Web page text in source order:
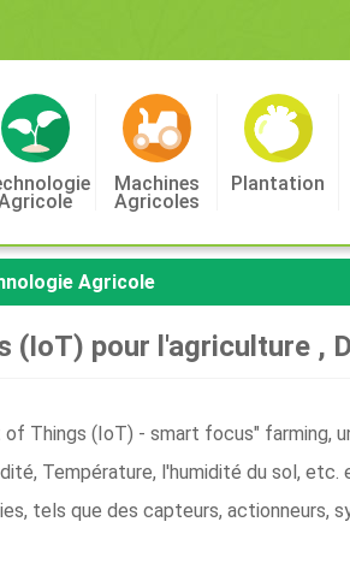
Machines
Agricoles
Plantation
Agricole
(IoT) pour l'agriculture ,
Things (IoT) - smart focus" farming,
Température, l'humidité du sol,
tels que des capteurs, actionneurs,